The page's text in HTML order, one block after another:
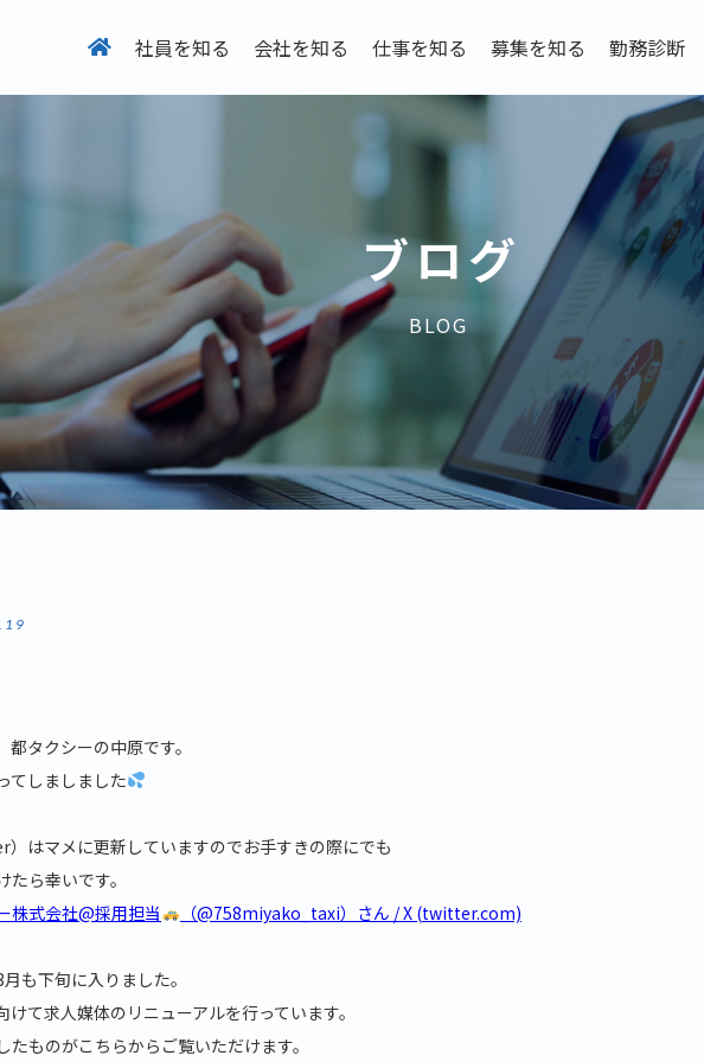
社員を知る 会社を知る 仕事を知る 募集を知る 勤務診断
ブログ
BLOG
タクシーの中原です。
てしましました
はマメに更新していますのでお手すきの際にでも
ら幸いです。
株式会社@採用担当
（@758miyako_taxi）さん / X (twitter.com)
も下旬に入りました。
て求人媒体のリニューアルを行っています。
たものがこちらからご覧いただけます。